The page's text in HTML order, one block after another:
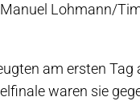
Lohmann/
am ersten Tag
waren sie